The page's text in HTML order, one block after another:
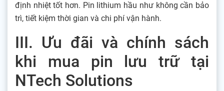
định nhiệt tốt hơn. Pin lithium hầu như không cần bảo
trì, tiết kiệm thời gian và chi phí vận hành.
III. Ưu đãi và chính sách
khi mua pin lưu trữ tại
NTech Solutions